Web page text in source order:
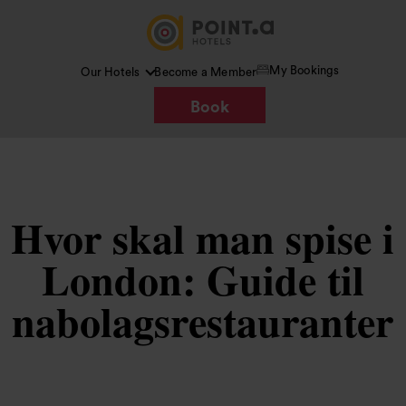
Our Hotels Become a Member My Bookings
Book
Hvor skal man spise i
London: Guide til
nabolagsrestauranter